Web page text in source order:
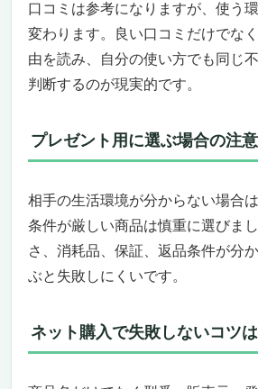
口コミは参考になりますが、使う
変わります。良い口コミだけでな
由を読み、自分の使い方でも同じ
判断するのが現実的です。
プレゼント用に選ぶ場合の注
相手の生活環境が分からない場合
条件が厳しい商品は慎重に選びま
さ、消耗品、保証、返品条件が分
ぶと失敗しにくいです。
ネット購入で失敗しないコツは